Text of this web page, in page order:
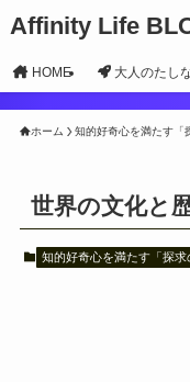
Affinity Life
HOME 大人のたし
ホーム 知的好奇心を満たす「
世界の文化と
知的好奇心を満たす「探求